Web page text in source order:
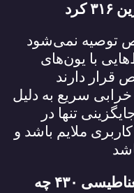
۳۱۶کرد
توصیه نمی‌شود
با یون‌های
قرار دارند
سریع به دلیل
تنها در
ملایم باشد و
۴۳۰ چه